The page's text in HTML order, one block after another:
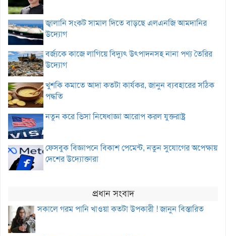
জ্বালানি সংকট সামাল দিতে বাড়ছে এলএনজি আমদানির
উদ্যোগ
বর্জ্যকে কাজে লাগিয়ে বিদ্যুৎ উৎপাদনসহ নানা পণ্য তৈরির
উদ্যোগ
খুশকি কমাতে আদা কতটা কার্যকর, জানুন ব্যবহারের সঠিক
পদ্ধতি
নতুন করে ভিসা নিষেধাজ্ঞা আরোপ করল যুক্তরাষ্ট্র
ফেসবুক বিজ্ঞাপনে বিকাশ পেমেন্ট, নতুন সুযোগের অপেক্ষায়
দেশের উদ্যোক্তারা
প্রধান সংবাদ
সকালে গরম পানি খাওয়া কতটা উপকারী ! জানুন বিস্তারিত